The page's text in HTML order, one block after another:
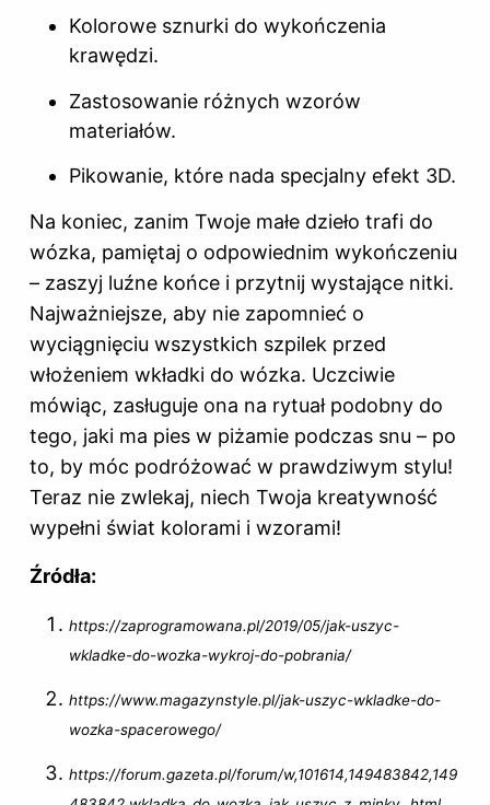
Kolorowe sznurki do wykończenia
krawędzi.
Zastosowanie różnych wzorów
materiałów.
Pikowanie, które nada specjalny efekt 3D.
Na koniec, zanim Twoje małe dzieło trafi do
wózka, pamiętaj o odpowiednim wykończeniu
– zaszyj luźne końce i przytnij wystające nitki.
Najważniejsze, aby nie zapomnieć o
wyciągnięciu wszystkich szpilek przed
włożeniem wkładki do wózka. Uczciwie
mówiąc, zasługuje ona na rytuał podobny do
tego, jaki ma pies w piżamie podczas snu – po
to, by móc podróżować w prawdziwym stylu!
Teraz nie zwlekaj, niech Twoja kreatywność
wypełni świat kolorami i wzorami!
Źródła:
https://zaprogramowana.pl/2019/05/jak-uszyc-
wkladke-do-wozka-wykroj-do-pobrania/
https://www.magazynstyle.pl/jak-uszyc-wkladke-do-
wozka-spacerowego/
https://forum.gazeta.pl/forum/w,101614,149483842,149